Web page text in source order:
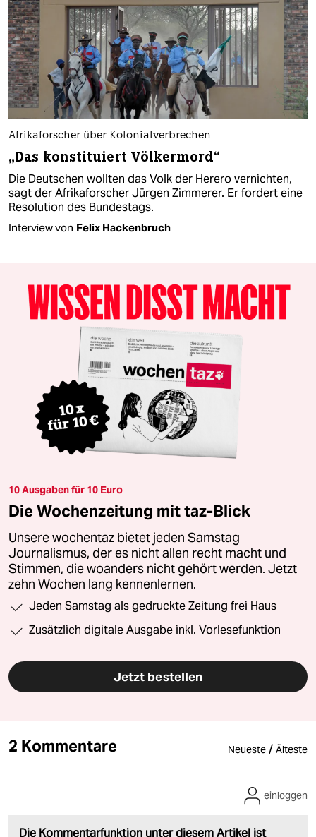
Afrikaforscher über Kolonialverbrechen
„Das konstituiert Völkermord“
Die Deutschen wollten das Volk der Herero vernichten,
sagt der Afrikaforscher Jürgen Zimmerer. Er fordert eine
Resolution des Bundestags.
Interview von Felix Hackenbruch
10 Ausgaben für 10 Euro
Die Wochenzeitung mit taz-Blick
Unsere wochentaz bietet jeden Samstag
Journalismus, der es nicht allen recht macht und
Stimmen, die woanders nicht gehört werden. Jetzt
zehn Wochen lang kennenlernen.
Jeden Samstag als gedruckte Zeitung frei Haus
Zusätzlich digitale Ausgabe inkl. Vorlesefunktion
Jetzt bestellen
2 Kommentare Neueste / Älteste
Die Kommentarfunktion unter diesem Artikel ist
einloggen